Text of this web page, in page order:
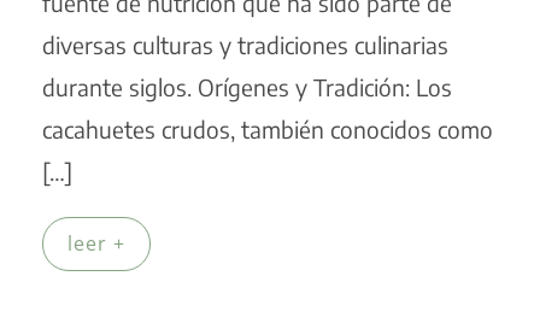
diversas culturas y tradiciones culinarias
durante siglos. Orígenes y Tradición: Los
cacahuetes crudos, también conocidos como
[…]
leer +